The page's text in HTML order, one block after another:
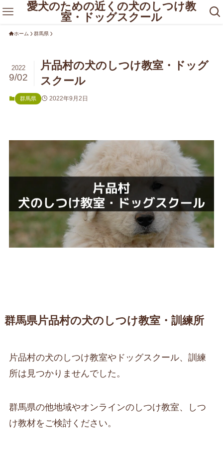
愛犬のための近くの犬のしつけ教
室・ドッグスクール
ホーム 群馬県
片品村の犬のしつけ教室・ドッグ
スクール
2022
9/02
群馬県 2022年9月2日
群馬県片品村の犬のしつけ教室・訓練所
片品村の犬のしつけ教室やドッグスクール、訓練
所は見つかりませんでした。
群馬県の他地域やオンラインのしつけ教室、しつ
け教材をご検討ください。